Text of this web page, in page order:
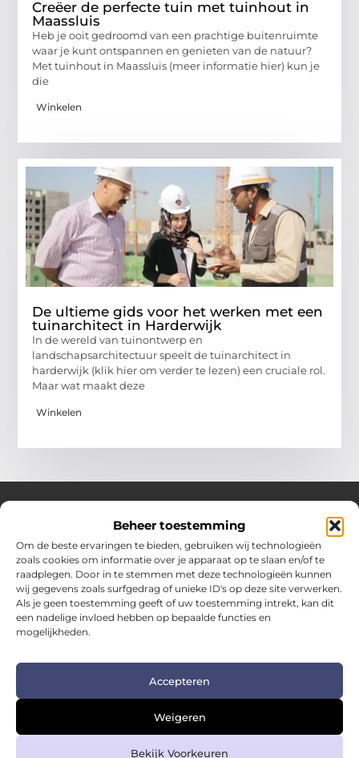
Beheer toestemming
Om de beste ervaringen te bieden, gebruiken wij technologieën
zoals cookies om informatie over je apparaat op te slaan en/of te
raadplegen. Door in te stemmen met deze technologieën kunnen
wij gegevens zoals surfgedrag of unieke ID's op deze site verwerken.
Als je geen toestemming geeft of uw toestemming intrekt, kan dit
een nadelige invloed hebben op bepaalde functies en
mogelijkheden.
Accepteren
Weigeren
Bekijk Voorkeuren
Creëer de perfecte tuin met tuinhout in
Maassluis
Heb je ooit gedroomd van een prachtige buitenruimte
waar je kunt ontspannen en genieten van de natuur?
Met tuinhout in Maassluis (meer informatie hier) kun je
die
Winkelen
De ultieme gids voor het werken met een
tuinarchitect in Harderwijk
In de wereld van tuinontwerp en
landschapsarchitectuur speelt de tuinarchitect in
harderwijk (klik hier om verder te lezen) een cruciale rol.
Maar wat maakt deze
Winkelen
Over Hotspotmagazine
Jouw bron voor inspiratie en handige tips voor het
dagelijks leven.
Verken een uitgebreide selectie blogs en artikelen
boordevol praktische adviezen en verrassende inzichten
om het beste uit elke dag te halen.